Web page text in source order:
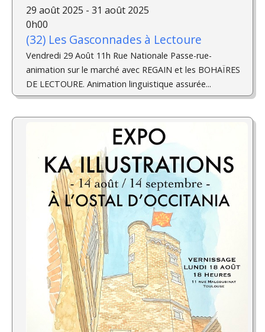
29 août 2025 - 31 août 2025
0h00
(32) Les Gasconnades à Lectoure
Vendredi 29 Août 11h Rue Nationale Passe-rue-
animation sur le marché avec REGAIN et les BOHAÏRES
DE LECTOURE. Animation linguistique assurée...